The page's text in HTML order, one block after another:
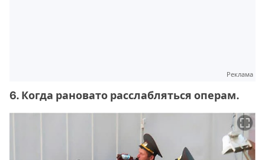
Реклама
6. Когда рановато расслабляться операм.